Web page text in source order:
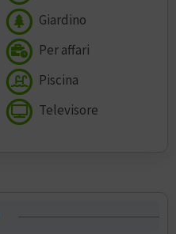
Giardino
Per affari
Piscina
Televisore